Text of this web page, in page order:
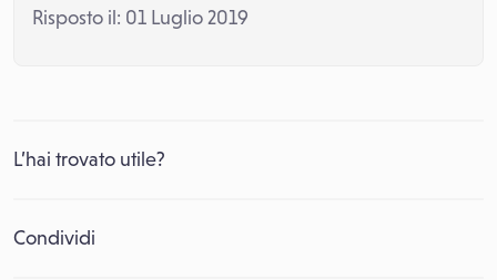
Risposto il: 01 Luglio 2019
L’hai trovato utile?
Condividi